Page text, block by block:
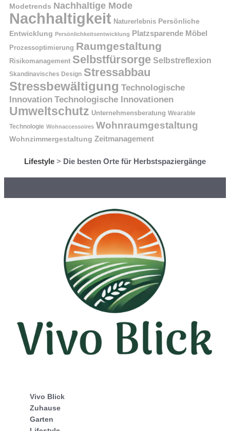
Modetrends Nachhaltige Mode
Nachhaltigkeit Naturerlebnis Persönliche
Entwicklung Persönlichkeitsentwicklung Platzsparende Möbel
Prozessoptimierung Raumgestaltung
Risikomanagement Selbstfürsorge Selbstreflexion
Skandinavisches Design Stressabbau
Stressbewältigung Technologische
Innovation Technologische Innovationen
Umweltschutz Unternehmensberatung Wearable
Technologie Wohnaccessoires Wohnraumgestaltung
Wohnzimmergestaltung Zeitmanagement
Lifestyle > Die besten Orte für Herbstspaziergänge
Vivo Blick
Zuhause
Garten